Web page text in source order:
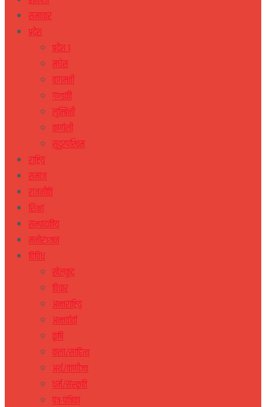
समाचार
प्रदेश
प्रदेश १
मधेस
वागमती
गण्डकी
लुम्बिनी
कर्णाली
सुदुरपस्चिम
राष्ट्रिय
समाज
राजनीति
शिक्षा
सम्पादकीय
मनोरञ्जन
विविध
खेलकुद
विचार
अन्तराष्ट्रिय
अन्तर्वार्ता
कृषि
कला/साहित्य
अर्थ/वाणीज्य
धर्म/संस्कृति
पत्र-पत्रिका